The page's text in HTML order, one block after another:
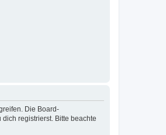
Die Board-
registrierst. Bitte beachte